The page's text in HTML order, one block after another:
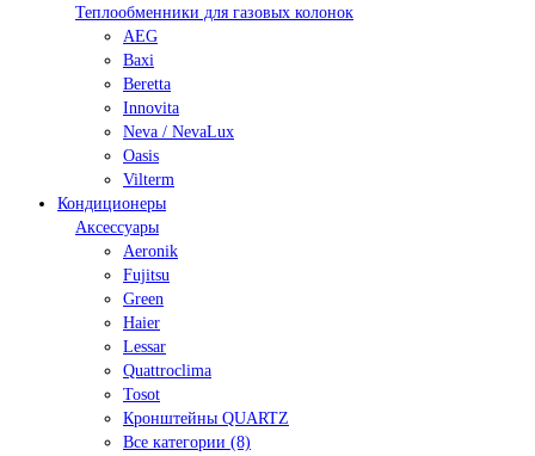
Теплообменники для газовых колонок
AEG
Baxi
Beretta
Innovita
Neva / NevaLux
Oasis
Vilterm
Кондиционеры
Аксессуары
Aeronik
Fujitsu
Green
Haier
Lessar
Quattroclima
Tosot
Кронштейны QUARTZ
Все категории (8)